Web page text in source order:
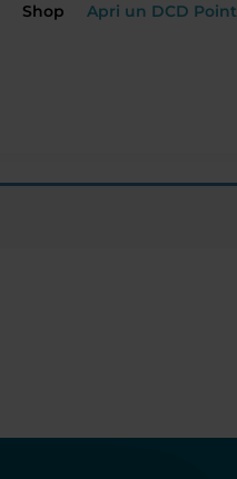
Shop Apri un DCD Point